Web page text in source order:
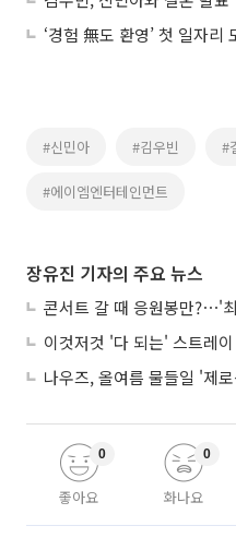
‘경험 無도 환영’ 첫 일자리
#신민아 #김우빈 #
#에이엠엔터테인먼트
장유진 기자의 주요 뉴스
콘서트 갈 때 응원봉만?⋯'
좋아요
0
화나요
0